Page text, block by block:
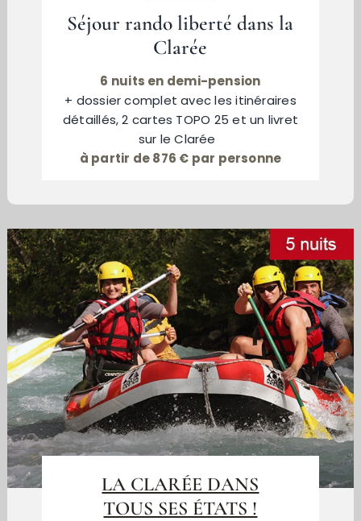
Séjour rando liberté dans la
Clarée
6 nuits en demi-pension
+ dossier complet avec les itinéraires
détaillés, 2 cartes TOPO 25 et un livret
sur le Clarée
à partir de 876 € par personne
LA CLARÉE DANS
TOUS SES ÉTATS !